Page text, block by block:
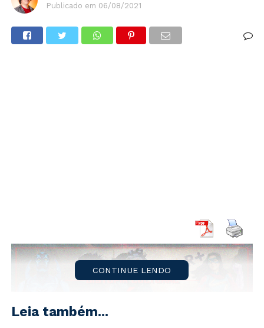
Publicado em 06/08/2021
CONTINUE LENDO
Leia também...